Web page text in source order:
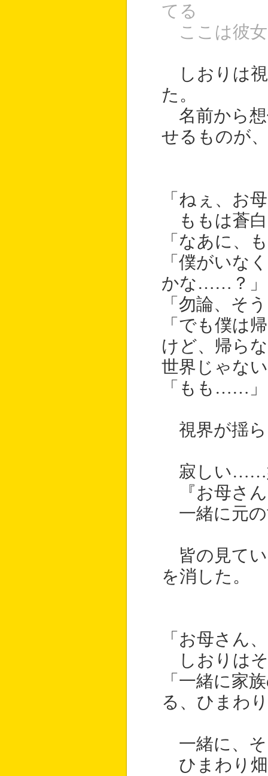
てる
ここは彼
しおりは視
た。
名前から想
せるものが
「ねぇ、お
ももは蒼
「なあに、
「僕がいな
かな……？」
「勿論、そ
「でも僕は
けど、帰ら
世界じゃな
「もも……」
視界が揺ら
寂しい……
『お母さ
一緒に元
皆の見てい
を消した。
「お母さん
しおりはそ
「一緒に家
る、ひまわ
一緒に、
ひまわり畑